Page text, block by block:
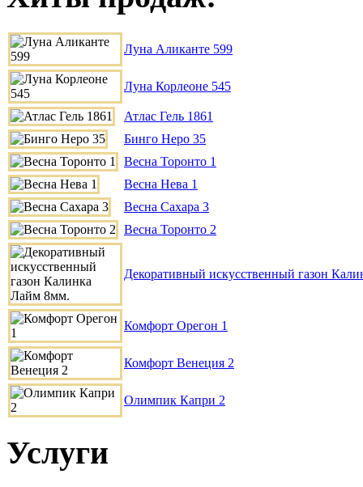
Луна Аликанте 599
Луна Корлеоне 545
Атлас Гель 1861
Бинго Неро 35
Весна Торонто 1
Весна Нева 1
Весна Сахара 3
Весна Торонто 2
Декоративный искусственный газон
Комфорт Орегон 1
Комфорт Венеция 2
Олимпик Капри 2
Услуги